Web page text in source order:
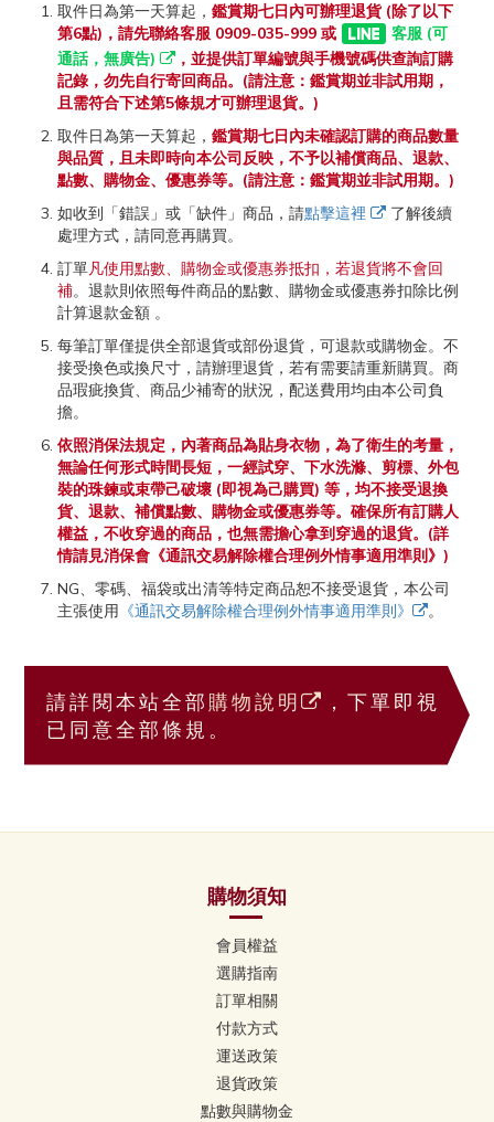
取件日為第一天算起， 鑑賞期七日內可辦理退貨 (除了以下
第6點)，請先聯絡客服 0909-035-999 或
客服 (可
通話，無廣告)
，並提供訂單編號與手機號碼供查詢訂購
記錄，勿先自行寄回商品。(請注意：鑑賞期並非試用期，
且需符合下述第5條規才可辦理退貨。)
取件日為第一天算起， 鑑賞期七日內未確認訂購的商品數量
與品質，且未即時向本公司反映，不予以補償商品、退款、
點數、購物金、優惠券等。(請注意：鑑賞期並非試用期。)
如收到「錯誤」或「缺件」商品，請點擊這裡
了解後續
處理方式，請同意再購買。
訂單凡使用點數、購物金或優惠券抵扣，若退貨將不會回
補。退款則依照每件商品的點數、購物金或優惠券扣除比例
計算退款金額 。
每筆訂單僅提供全部退貨或部份退貨，可退款或購物金。不
接受換色或換尺寸，請辦理退貨，若有需要請重新購買。商
品瑕疵換貨、商品少補寄的狀況，配送費用均由本公司負
擔。
依照消保法規定，內著商品為貼身衣物，為了衛生的考量，
無論任何形式時間長短，一經試穿、下水洗滌、剪標、外包
裝的珠鍊或束帶己破壞 (即視為己購買) 等，均不接受退換
貨、退款、補償點數、購物金或優惠券等。確保所有訂購人
權益，不收穿過的商品，也無需擔心拿到穿過的退貨。(詳
情請見消保會《通訊交易解除權合理例外情事適用準則》)
NG、零碼、福袋或出清等特定商品恕不接受退貨，本公司
主張使用 《通訊交易解除權合理例外情事適用準則》 。
請詳閱本站全部 購物說明
，下單即視
已同意全部條規。
購物須知
會員權益
選購指南
訂單相關
付款方式
運送政策
退貨政策
點數與購物金